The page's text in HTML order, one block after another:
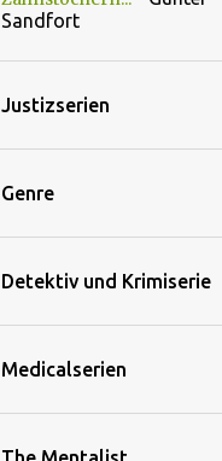
Sandfort
Justizserien
Genre
Detektiv und Krimiserie
Medicalserien